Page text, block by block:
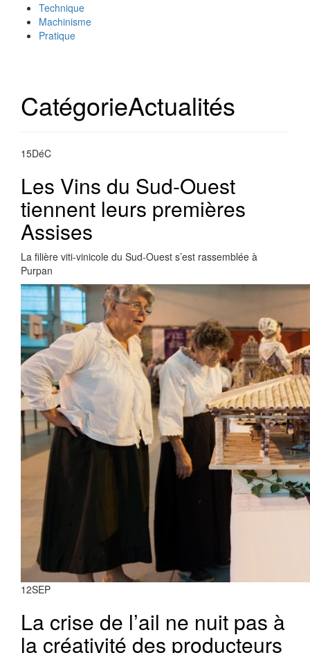
Technique
Machinisme
Pratique
CatégorieActualités
15DéC
Les Vins du Sud-Ouest
tiennent leurs premières
Assises
La filière viti-vinicole du Sud-Ouest s’est rassemblée à
Purpan
12SEP
La crise de l’ail ne nuit pas à
la créativité des producteurs